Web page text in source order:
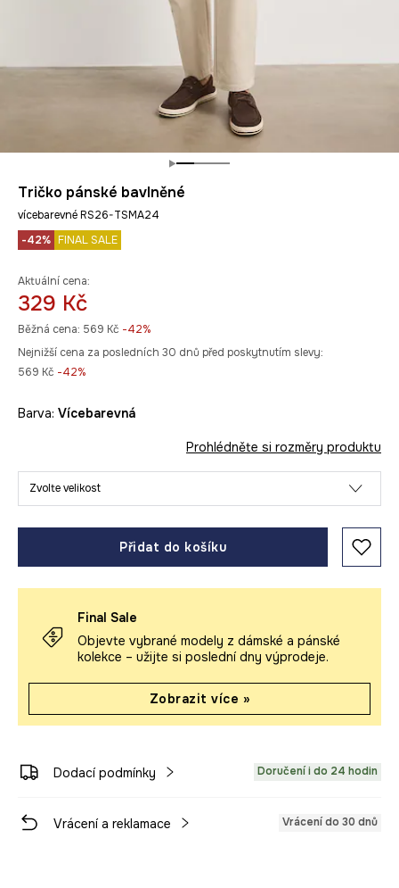
Tričko pánské bavlněné
vícebarevné RS26-TSMA24
-42% FINAL SALE
Aktuální cena:
329 Kč
Běžná cena: 569 Kč -42%
Nejnižší cena za posledních 30 dnů před poskytnutím slevy:
569 Kč -42%
Barva: vícebarevná
Prohlédněte si rozměry produktu
Zvolte velikost
Přidat do košíku
Final Sale
Objevte vybrané modely z dámské a pánské
kolekce – užijte si poslední dny výprodeje.
Zobrazit více »
Dodací podmínky Doručení i do 24 hodin
Vrácení a reklamace Vrácení do 30 dnů